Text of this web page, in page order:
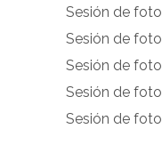
Sesión de
Sesión de
Sesión de
Sesión de
Sesión de